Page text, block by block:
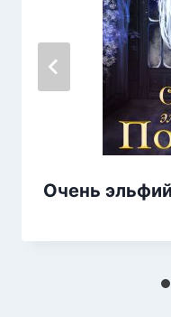
Очень